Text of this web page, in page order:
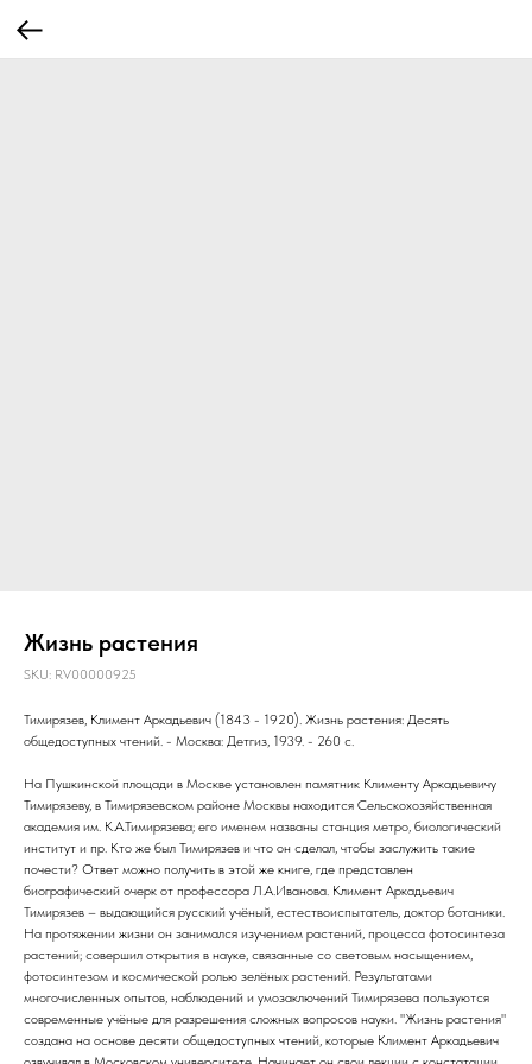
Жизнь растения
SKU: RV00000925
Тимирязев, Климент Аркадьевич (1843 - 1920). Жизнь растения: Десять
общедоступных чтений. - Москва: Детгиз, 1939. - 260 с.
На Пушкинской площади в Москве установлен памятник Клименту Аркадьевичу
Тимирязеву, в Тимирязевском районе Москвы находится Сельскохозяйственная
академия им. К.А.Тимирязева; его именем названы станция метро, биологический
институт и пр. Кто же был Тимирязев и что он сделал, чтобы заслужить такие
почести? Ответ можно получить в этой же книге, где представлен
биографический очерк от профессора Л.А.Иванова. Климент Аркадьевич
Тимирязев – выдающийся русский учёный, естествоиспытатель, доктор ботаники.
На протяжении жизни он занимался изучением растений, процесса фотосинтеза
растений; совершил открытия в науке, связанные со световым насыщением,
фотосинтезом и космической ролью зелёных растений. Результатами
многочисленных опытов, наблюдений и умозаключений Тимирязева пользуются
современные учёные для разрешения сложных вопросов науки. "Жизнь растения"
создана на основе десяти общедоступных чтений, которые Климент Аркадьевич